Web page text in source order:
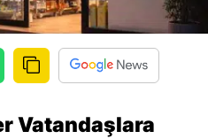
Vatandaşlara